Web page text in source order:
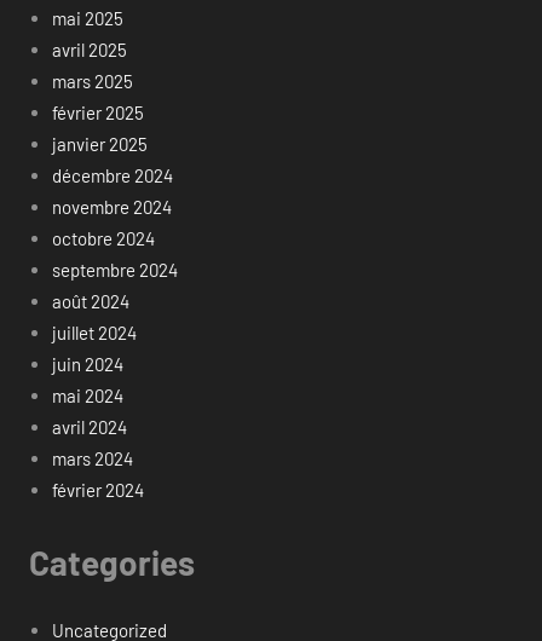
mai 2025
avril 2025
mars 2025
février 2025
janvier 2025
décembre 2024
novembre 2024
octobre 2024
septembre 2024
août 2024
juillet 2024
juin 2024
mai 2024
avril 2024
mars 2024
février 2024
Categories
Uncategorized